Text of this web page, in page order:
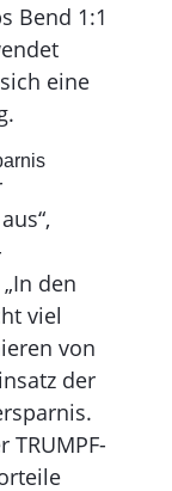
Bend 1:1
eine
den
viel
von
der